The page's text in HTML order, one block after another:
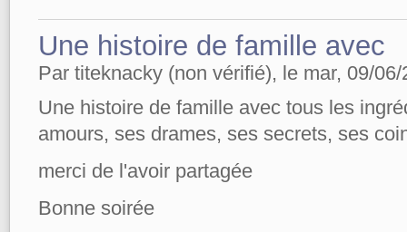
Une histoire de famille avec
Par titeknacky (non vérifié), le mar, 09/
Une histoire de famille avec tous les
amours, ses drames, ses secrets, ses
merci de l'avoir partagée
Bonne soirée